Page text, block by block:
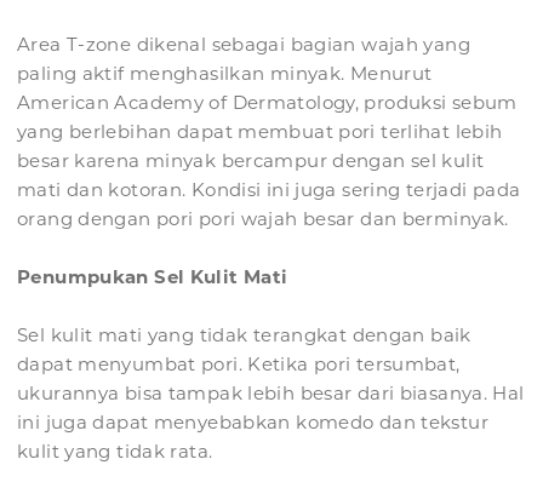
Area T-zone dikenal sebagai bagian wajah yang
paling aktif menghasilkan minyak. Menurut
American Academy of Dermatology, produksi sebum
yang berlebihan dapat membuat pori terlihat lebih
besar karena minyak bercampur dengan sel kulit
mati dan kotoran. Kondisi ini juga sering terjadi pada
orang dengan pori pori wajah besar dan berminyak.
Penumpukan Sel Kulit Mati
Sel kulit mati yang tidak terangkat dengan baik
dapat menyumbat pori. Ketika pori tersumbat,
ukurannya bisa tampak lebih besar dari biasanya. Hal
ini juga dapat menyebabkan komedo dan tekstur
kulit yang tidak rata.